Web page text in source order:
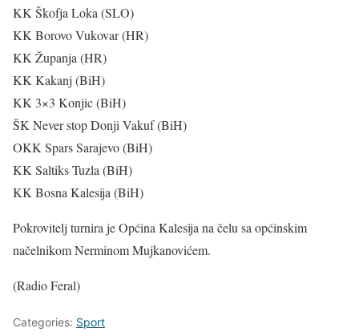
KK Škofja Loka (SLO)
KK Borovo Vukovar (HR)
KK Županja (HR)
KK Kakanj (BiH)
KK 3×3 Konjic (BiH)
ŠK Never stop Donji Vakuf (BiH)
OKK Spars Sarajevo (BiH)
KK Saltiks Tuzla (BiH)
KK Bosna Kalesija (BiH)
Pokrovitelj turnira je Općina Kalesija na čelu sa općinskim
načelnikom Nerminom Mujkanovićem.
(Radio Feral)
Categories: Sport